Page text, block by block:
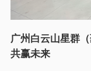
广州白云山星群
共赢未来